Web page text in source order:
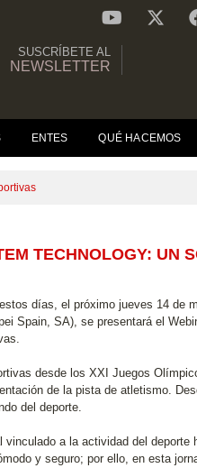
SUSCRÍBETE AL
NEWSLETTER
ENTES QUÉ HACEMOS
TECHNOLOGY: UN
días, el próximo jueves 14 de
Spain, SA), se presentará el
desde los XXI Juegos
de la pista de atletismo.
del deporte.
a la actividad del deporte
y seguro; por ello, en esta